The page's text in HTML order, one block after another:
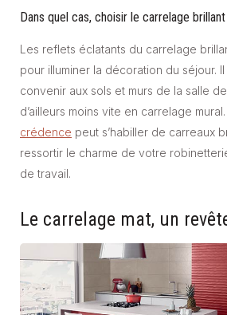
Dans quel cas, choisir le carrelage brillant
Les reflets éclatants du carrelage
pour illuminer la décoration du séjour.
convenir aux sols et murs de la salle
d’ailleurs moins vite en carrelage
crédence peut s’habiller de carreaux
ressortir le charme de votre
de travail.
Le carrelage mat, un